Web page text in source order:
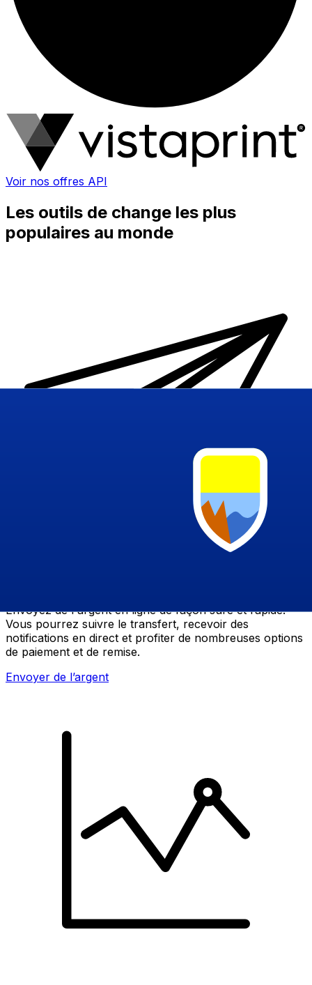
Voir nos offres API
Les outils de change les plus
populaires au monde
Envoyez de l'argent en ligne de façon sûre et rapide.
Vous pourrez suivre le transfert, recevoir des
notifications en direct et profiter de nombreuses options
de paiement et de remise.
Envoyer de l’argent